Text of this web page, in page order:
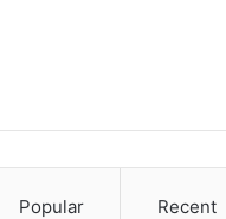
Popular Recent